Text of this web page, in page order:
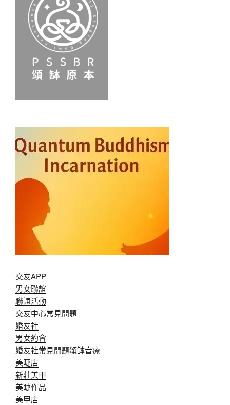
交友APP
男女聯誼
聯誼活動
交友中心常見問題
婚友社
男女約會
婚友社常見問題頌缽音療
美睫店
新莊美甲
美睫作品
美甲店